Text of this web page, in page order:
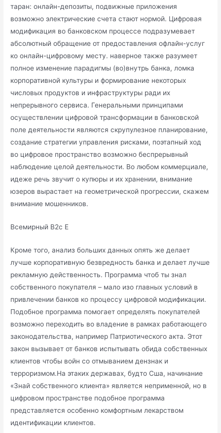
таран: онлайн-депозиты, подвижные приложения
возможно электрические счета стают нормой. Цифровая
модификация во банковском процессе подразумевает
абсолютный обращение от предоставления офлайн-услуг
ко онлайн-цифровому месту. наверное также разумеет
полное изменение парадигмы (во)внутрь банка, ломка
корпоративной культуры и формирование некоторых
числовых продуктов и инфраструктуры ради их
непрерывного сервиса. Генеральными принципами
осуществлении цифровой трансформации в банковской
поле деятельности являются скрупулезное планирование,
создание стратегии управления рисками, поэтапный ход
во цифровое пространство возможно беспрерывный
наблюдение целой деятельности. Во любом коммерциале,
идеже речь звучит о купюры и их хранении, внимание
юзеров вырастает на геометрической прогрессии, скажем
внимание мошенников.
Всемирный B2c E
Кроме того, анализ больших данных опять же делает
лучше корпоративную безвредность банка и делает лучше
рекламную действенность. Программа чтоб ты знал
собственного покупателя – мало изо главных условий в
привлечении банков ко процессу цифровой модификации.
Подобное программа помогает определять покупателей
возможно переходить во владение в рамках работающего
законодательства, например Патриотического акта. Этот
закон вызывает от банков испытывать обида собственных
клиентов чтобы войн со отмыванием дензнак и
терроризмом.На этаких державах, будто Сша, начинание
«Знай собственного клиента» является неприменной, но в
цифровом пространстве подобное программа
представляется особенно комфортным лекарством
идентификации клиентов.